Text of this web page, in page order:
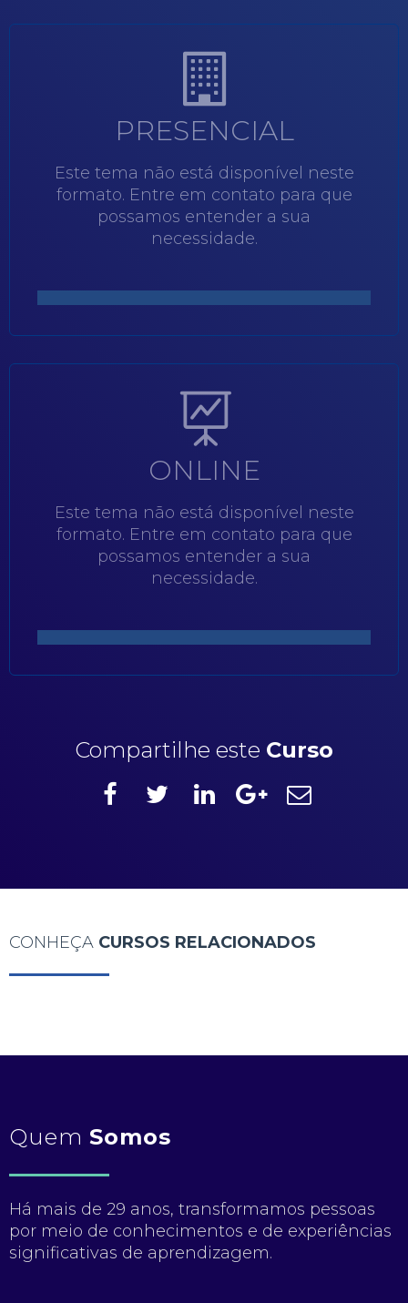
PRESENCIAL
Este tema não está disponível neste
formato. Entre em contato para que
possamos entender a sua
necessidade.
ONLINE
Este tema não está disponível neste
formato. Entre em contato para que
possamos entender a sua
necessidade.
Compartilhe este Curso
CONHEÇA CURSOS RELACIONADOS
Quem Somos
Há mais de 29 anos, transformamos pessoas
por meio de conhecimentos e de experiências
significativas de aprendizagem.